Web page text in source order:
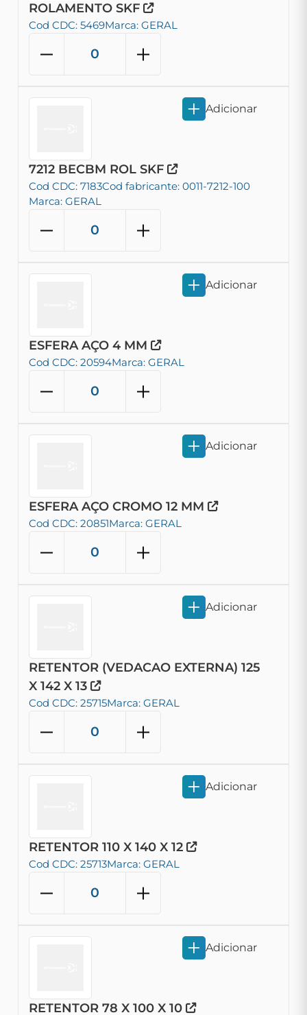
ROLAMENTO SKF
Cod CDC: 5469Marca: GERAL
7212 BECBM ROL SKF
Cod CDC: 7183Cod fabricante: 0011-7212-100
Marca: GERAL
Adicionar
ESFERA AÇO 4 MM
Cod CDC: 20594Marca: GERAL
Adicionar
ESFERA AÇO CROMO 12 MM
Cod CDC: 20851Marca: GERAL
Adicionar
RETENTOR (VEDACAO EXTERNA) 125
X 142 X 13
Cod CDC: 25715Marca: GERAL
Adicionar
RETENTOR 110 X 140 X 12
Cod CDC: 25713Marca: GERAL
Adicionar
RETENTOR 78 X 100 X 10
Adicionar